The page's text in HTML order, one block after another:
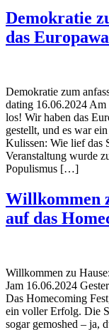
Demokratie
das
Demokratie zum
dating 16.06.2024
los! Wir haben das
gestellt, und es war
Kulissen: Wie lief das
Veranstaltung wurde
Populismus […]
Willkommen
auf das
Willkommen zu
Jam 16.06.2024
Das Homecoming
ein voller Erfolg. Die
sogar gemoshed – ja,